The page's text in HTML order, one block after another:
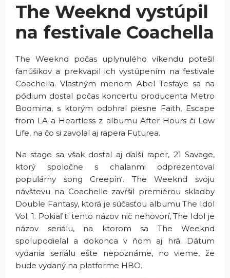
The Weeknd vystúpil
na festivale Coachella
The Weeknd počas uplynulého víkendu potešil
fanúšikov a prekvapil ich vystúpením na festivale
Coachella. Vlastným menom Abel Tesfaye sa na
pódium dostal počas koncertu producenta Metro
Boomina, s ktorým odohral piesne Faith, Escape
from LA a Heartless z albumu After Hours či Low
Life, na čo si zavolal aj rapera Futurea.
Na stage sa však dostal aj ďalší raper, 21 Savage,
ktorý spoločne s chalanmi odprezentoval
populárny song Creepin‘. The Weeknd svoju
návštevu na Coachelle zavŕšil premiérou skladby
Double Fantasy, ktorá je súčasťou albumu The Idol
Vol. 1. Pokiaľ ti tento názov nič nehovorí, The Idol je
názov seriálu, na ktorom sa The Weeknd
spolupodieľal a dokonca v ňom aj hrá. Dátum
vydania seriálu ešte nepoznáme, no vieme, že
bude vydaný na platforme HBO.